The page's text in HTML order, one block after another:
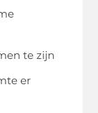
te zijn
er